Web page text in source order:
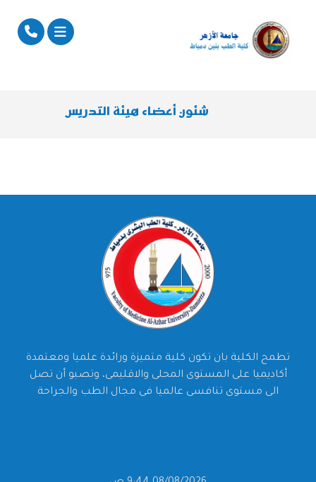
شئون أعضاء هيئة التدريس
تطمح الكلية بان تكون كلية متميزة ورائدة علميا ومعتمدة
أكاديميا على المستوى المحلى والاقليمى، وتصبو أن تصل
الى مستوى تنافسى عالميا فى مجال الطب والجراحة